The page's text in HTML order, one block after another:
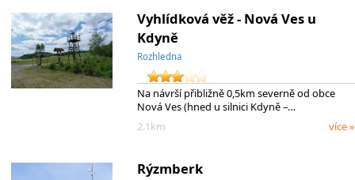
Vyhlídková věž - Nová Ves u
Kdyně
Rozhledna
Na návrší přibližně 0,5km severně od obce
Nová Ves (hned u silnici Kdyně –…
2.1km
více »
Rýzmberk